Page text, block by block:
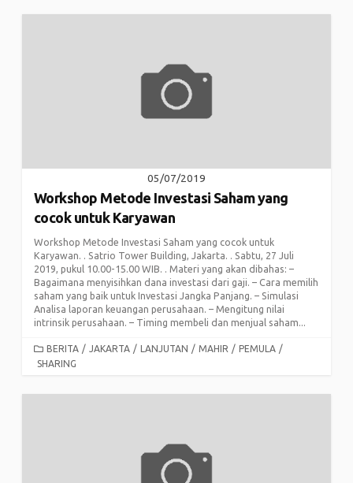
05/07/2019
Workshop Metode Investasi Saham yang
cocok untuk Karyawan
Workshop Metode Investasi Saham yang cocok untuk
Karyawan. . Satrio Tower Building, Jakarta. . Sabtu, 27 Juli
2019, pukul 10.00-15.00 WIB. . Materi yang akan dibahas: –
Bagaimana menyisihkan dana investasi dari gaji. – Cara memilih
saham yang baik untuk Investasi Jangka Panjang. – Simulasi
Analisa laporan keuangan perusahaan. – Mengitung nilai
intrinsik perusahaan. – Timing membeli dan menjual saham...
CATEGORIES
BERITA / JAKARTA / LANJUTAN / MAHIR / PEMULA /
SHARING